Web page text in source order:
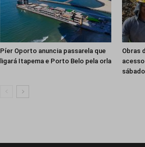
Píer Oporto anuncia passarela que
ligará Itapema e Porto Belo pela orla
Obras